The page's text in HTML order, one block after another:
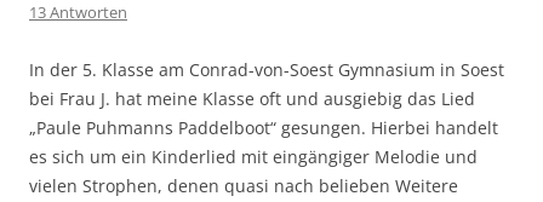
13 Antworten
In der 5. Klasse am Conrad-von-Soest Gymnasium in Soest
bei Frau J. hat meine Klasse oft und ausgiebig das Lied
„Paule Puhmanns Paddelboot“ gesungen. Hierbei handelt
es sich um ein Kinderlied mit eingängiger Melodie und
vielen Strophen, denen quasi nach belieben Weitere